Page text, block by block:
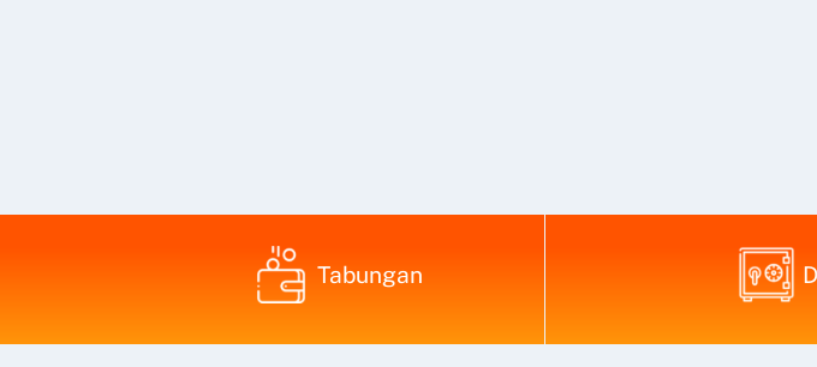
Tabungan